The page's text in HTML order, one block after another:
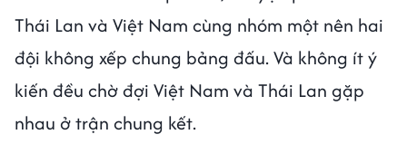
Thái Lan và Việt Nam cùng nhóm một nên hai
đội không xếp chung bảng đấu. Và không ít ý
kiến đều chờ đợi Việt Nam và Thái Lan gặp
nhau ở trận chung kết.